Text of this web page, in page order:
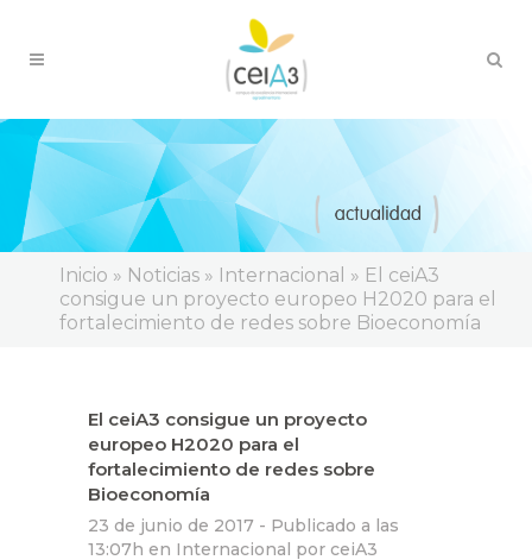
Inicio » Noticias » Internacional » El ceiA3
consigue un proyecto europeo H2020 para el
fortalecimiento de redes sobre Bioeconomía
El ceiA3 consigue un proyecto
europeo H2020 para el
fortalecimiento de redes sobre
Bioeconomía
23 de junio de 2017 - Publicado a las
13:07h en Internacional por ceiA3